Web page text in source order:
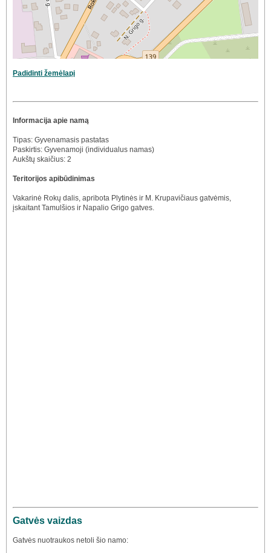
Padidinti žemėlapį
Informacija apie namą
Tipas: Gyvenamasis pastatas
Paskirtis: Gyvenamoji (individualus namas)
Aukštų skaičius: 2
Teritorijos apibūdinimas
Vakarinė Rokų dalis, apribota Plytinės ir M. Krupavičiaus gatvėmis,
įskaitant Tamulšios ir Napalio Grigo gatves.
Gatvės vaizdas
Gatvės nuotraukos netoli šio namo: